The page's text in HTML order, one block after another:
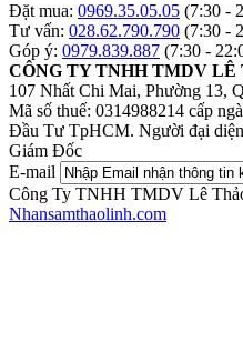
Đặt mua: 0969.35.05.05 (7:30 -
Tư vấn: 028.62.790.790 (7:30 -
Góp ý: 0979.839.887 (7:30 -
CÔNG TY TNHH TMDV
107 Nhất Chi Mai, Phường 13,
Mã số thuế: 0314988214 cấp
Đầu Tư TpHCM. Người đại
Giám Đốc
E-mail
Công Ty TNHH TMDV Lê
Nhansamthaolinh.com